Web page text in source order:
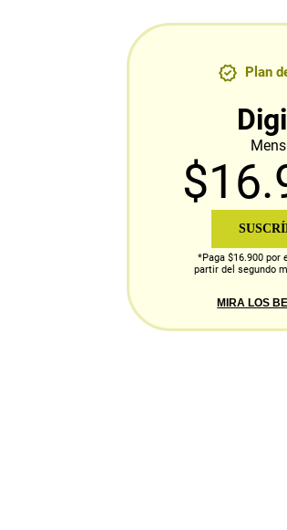
Plan
*Paga $16.900 por
partir del segundo
MIRA LOS